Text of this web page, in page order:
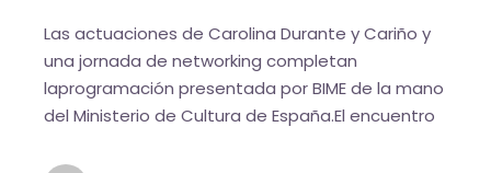
Las actuaciones de Carolina Durante y Cariño y
una jornada de networking completan
laprogramación presentada por BIME de la mano
del Ministerio de Cultura de España.El encuentro